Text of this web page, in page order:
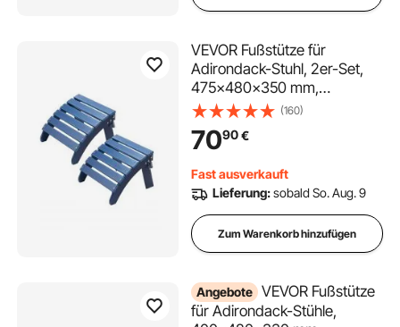
VEVOR Fußstütze für
Adirondack-Stuhl, 2er-Set,
475x480x350 mm,
klappbarer Adirondack
Ottoman aus HDPE-
Kunststoff, Gartenstuhl
Veranda, Pool, Rasen,
Hinterhof, blau
(160)
7090€
Fast ausverkauft
Lieferung:sobald So. Aug. 9
Zum Warenkorb hinzufügen
Angebote VEVOR Fußstütze
für Adirondack-Stühle,